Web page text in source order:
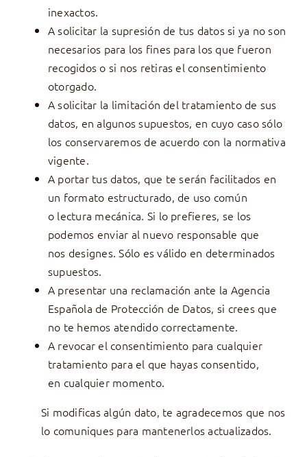
inexactos.
A solicitar la supresión de tus datos si ya no son
necesarios para los fines para los que fueron
recogidos o si nos retiras el consentimiento
otorgado.
A solicitar la limitación del tratamiento de sus
datos, en algunos supuestos, en cuyo caso sólo
los conservaremos de acuerdo con la normativa
vigente.
A portar tus datos, que te serán facilitados en
un formato estructurado, de uso común
o lectura mecánica. Si lo prefieres, se los
podemos enviar al nuevo responsable que
nos designes. Sólo es válido en determinados
supuestos.
A presentar una reclamación ante la Agencia
Española de Protección de Datos, si crees que
no te hemos atendido correctamente.
A revocar el consentimiento para cualquier
tratamiento para el que hayas consentido,
en cualquier momento.
Si modificas algún dato, te agradecemos que nos
lo comuniques para mantenerlos actualizados.